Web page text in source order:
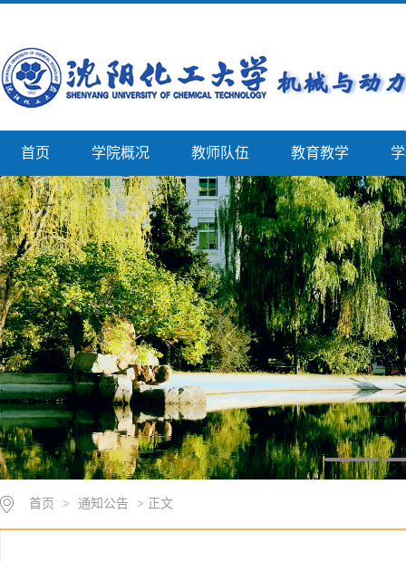
首页 学院概况 教师队伍 教育教学
首页 > 通知公告 > 正文